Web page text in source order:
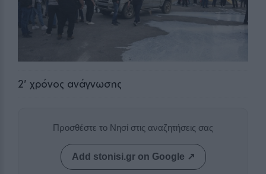
2' χρόνος ανάγνωσης
Προσθέστε το Νησί στις αναζητήσεις σας
Add stonisi.gr on Google ↗